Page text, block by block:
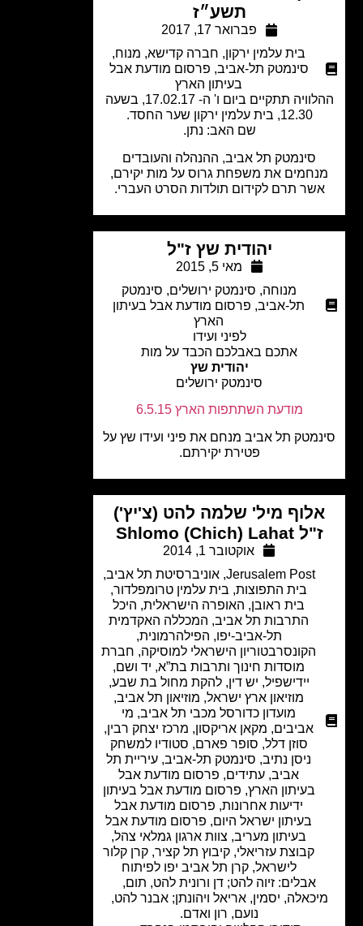
תשע״ז
פברואר 17, 2017
בית עלמין ירקון,חברה קדישא, מנוח,
סינמטק תל-אביב,פרסום מודעת אבל
בעיתון הארץ
ההלוויה תתקיים ביום ו' ה- 17.02.17, בשעה
שם האב: נתן.
סינמטק תל אביב, ההנהלה והעובדים
את משפחת גרוס על מות יקירם,
תרם לקידום תולדות הסרט העברי.
יהודית שץ ז"ל
מאי 5, 2015
סינמטק ירושלים ,סינמטק
תל-אביב,פרסום מודעת אבל בעיתון
לפיני ועידו
אתכם באבלכם הכבד על מות
יהודית שץ
סינמטק ירושלים
מודעת השתתפות הארץ 6.5.15
תל אביב מנחם את פיני ועידו שץ על
פטירת יקירתם.
מיל' שלמה להט (צ'יץ')
אוקטובר 1, 2014
Jerusalem Post
,אוניברסיטת תל אביב,
בית התפוצות,בית עלמין טרומפלדור,
בית ראובן,האופרה הישראלית,היכל
התרבות תל אביב,המכללה האקדמית
תל-אביב-יפו,הפילהרמונית,
הקונסרבטוריון הישראלי למוסיקה,חברת
מוסדות חינוך ותרבות בת”א,יד ושם,
יידישפיל,יש דין,להקת מחול בת שבע,
מוזיאון ארץ ישראל, מוזיאון תל אביב,
מועדון כדורסל מכבי תל אביב,מי
אביבים
,מקאן אריקסון ,מרכז יצחק רבין,
סוזן דלל,סופר פארם, סטודיו למשחק
ניסן נתיב,סינמטק תל-אביב,עיריית תל
עתידים ,פרסום מודעת אבל
בעיתון הארץ,פרסום מודעת אבל בעיתון
ידיעות אחרונות,פרסום מודעת אבל
בעיתון ישראל היום,פרסום מודעת אבל
בעיתון מעריב, צוות ארגון גמלאי צהל,
קבוצת עזריאלי ,קיבוץ תל קציר,קרן קלור
,קרן תל אביב יפו לפיתוח
אבלים: זיוה להט; דן ורונית להט, תום,
יסמין, אריאל ויהונתן; אבנר להט,
נועם, רון ואדם.